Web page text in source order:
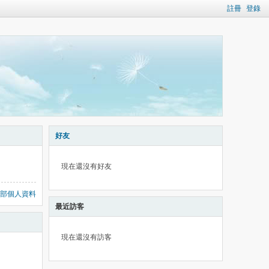
註冊 登錄
個人資料
好友
現在還沒有好友
最近訪客
現在還沒有訪客